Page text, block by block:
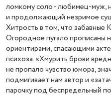
ломкому соло - любимец-муж,
и продолжающий незримое
Хитрость в том, что забавные
Огородное пугало прописаны
ориентирами, спасающими
психоза. «Хмурить брови
не пропало чувство юмора,
подмигивает нам автор и
парочку под беспредельный